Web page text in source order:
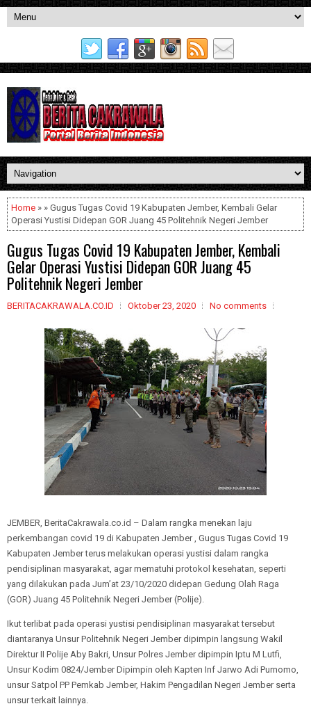
Home » » Gugus Tugas Covid 19 Kabupaten Jember, Kembali Gelar
Operasi Yustisi Didepan GOR Juang 45 Politehnik Negeri Jember
Gugus Tugas Covid 19 Kabupaten Jember, Kembali
Gelar Operasi Yustisi Didepan GOR Juang 45
Politehnik Negeri Jember
BERITACAKRAWALA.CO.ID Oktober 23, 2020 No comments
JEMBER, BeritaCakrawala.co.id – Dalam rangka menekan laju
perkembangan covid 19 di Kabupaten Jember , Gugus Tugas Covid 19
Kabupaten Jember terus melakukan operasi yustisi dalam rangka
pendisiplinan masyarakat, agar mematuhi protokol kesehatan, seperti
yang dilakukan pada Jum’at 23/10/2020 didepan Gedung Olah Raga
(GOR) Juang 45 Politehnik Negeri Jember (Polije).
Ikut terlibat pada operasi yustisi pendisiplinan masyarakat tersebut
diantaranya Unsur Politehnik Negeri Jember dipimpin langsung Wakil
Direktur II Polije Aby Bakri, Unsur Polres Jember dipimpin Iptu M Lutfi,
Unsur Kodim 0824/Jember Dipimpin oleh Kapten Inf Jarwo Adi Purnomo,
unsur Satpol PP Pemkab Jember, Hakim Pengadilan Negeri Jember serta
unsur terkait lainnya.